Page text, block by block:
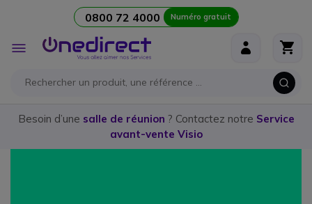
0800 72 4000 Numéro gratuit
Affichage
navigation
Besoin d’une salle de réunion ? Contactez notre Service
avant-vente Visio